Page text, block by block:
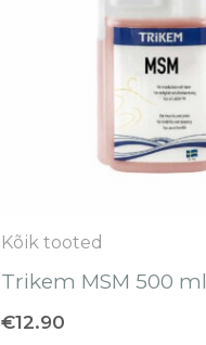
Kõik tooted
Trikem MSM 500 ml
€12.90